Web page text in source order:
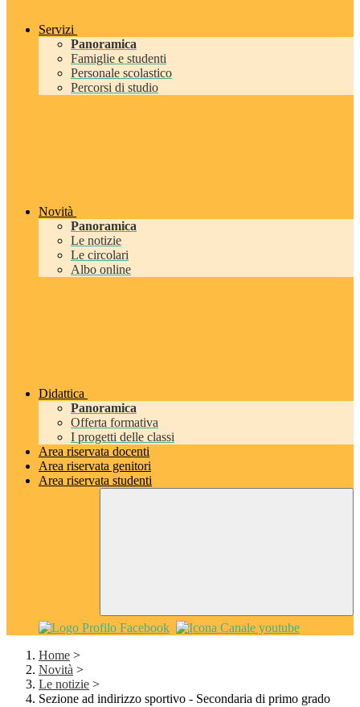
Servizi
Panoramica
Famiglie e studenti
Personale scolastico
Percorsi di studio
Novità
Panoramica
Le notizie
Le circolari
Albo online
Didattica
Panoramica
Offerta formativa
I progetti delle classi
Area riservata docenti
Area riservata genitori
Area riservata studenti
Home >
Novità >
Le notizie >
Sezione ad indirizzo sportivo - Secondaria di primo grado